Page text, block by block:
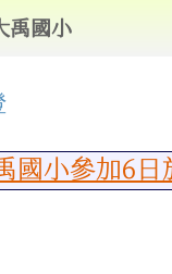
大禹國小
禹國小
國小參加6